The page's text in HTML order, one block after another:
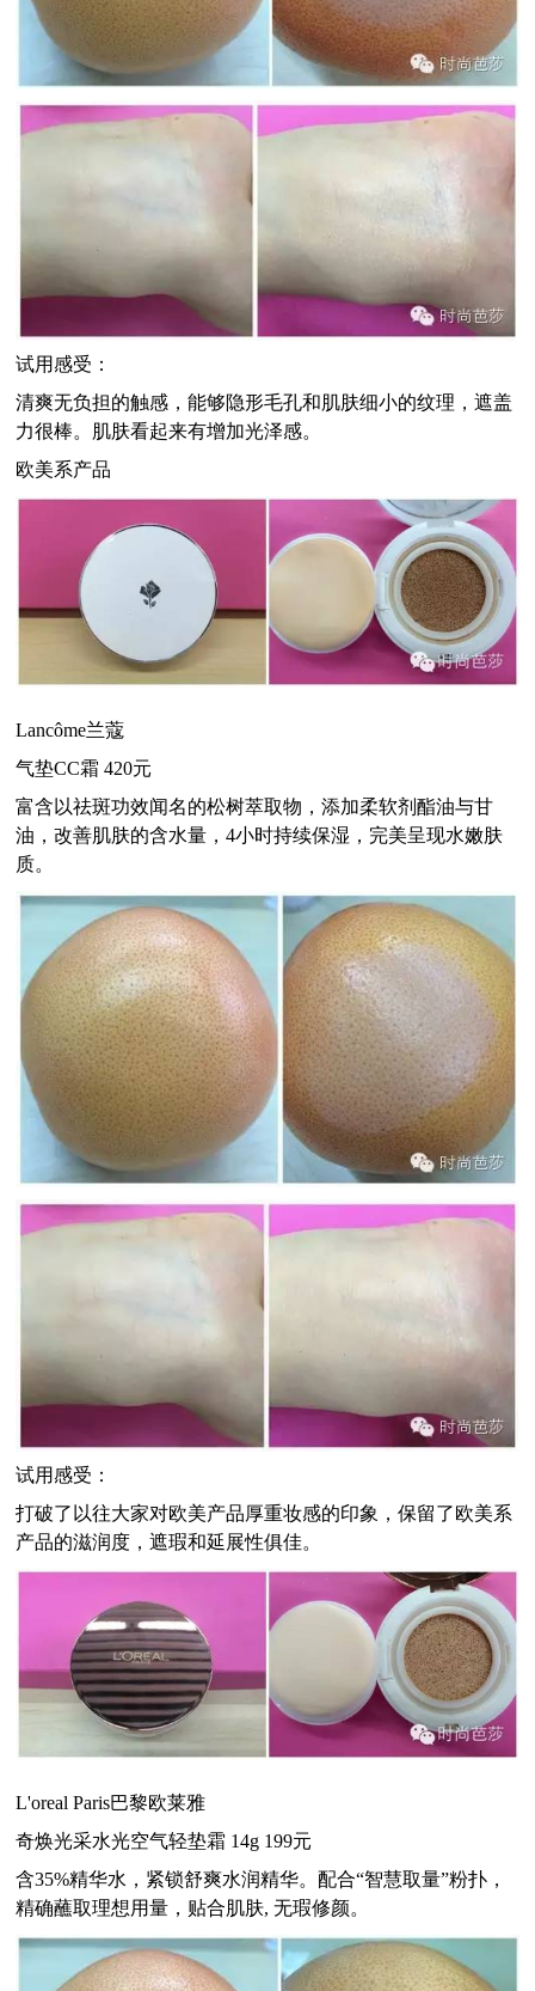
试用感受：
清爽无负担的触感，能够隐形毛孔和肌肤细小的纹理，遮盖
力很棒。肌肤看起来有增加光泽感。
欧美系产品
Lancôme兰蔻
气垫CC霜 420元
富含以祛斑功效闻名的松树萃取物，添加柔软剂酯油与甘
油，改善肌肤的含水量，4小时持续保湿，完美呈现水嫩肤
质。
试用感受：
打破了以往大家对欧美产品厚重妆感的印象，保留了欧美系
产品的滋润度，遮瑕和延展性俱佳。
L'oreal Paris巴黎欧莱雅
奇焕光采水光空气轻垫霜 14g 199元
含35%精华水，紧锁舒爽水润精华。配合“智慧取量”粉扑，
精确蘸取理想用量，贴合肌肤,无瑕修颜。